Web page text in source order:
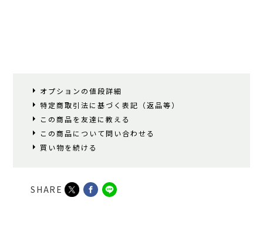
オプションの値段詳細
特定商取引法に基づく表記（返品等）
この商品を友達に教える
この商品について問い合わせる
買い物を続ける
SHARE